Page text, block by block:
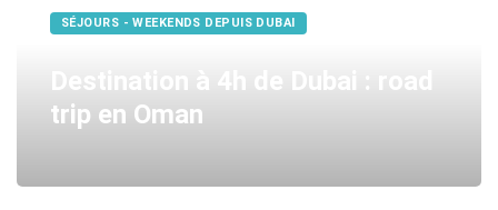
SÉJOURS - WEEKENDS DEPUIS DUBAI
Destination à 4h de Dubai : road
trip en Oman